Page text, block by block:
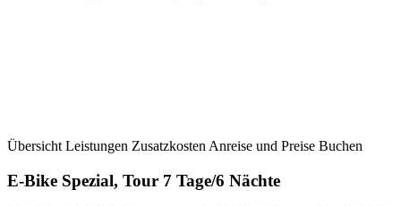
Übersicht Leistungen ZusatzkostenAnreise und Preise Buchen
E-Bike Spezial, Tour 7 Tage/6 Nächte